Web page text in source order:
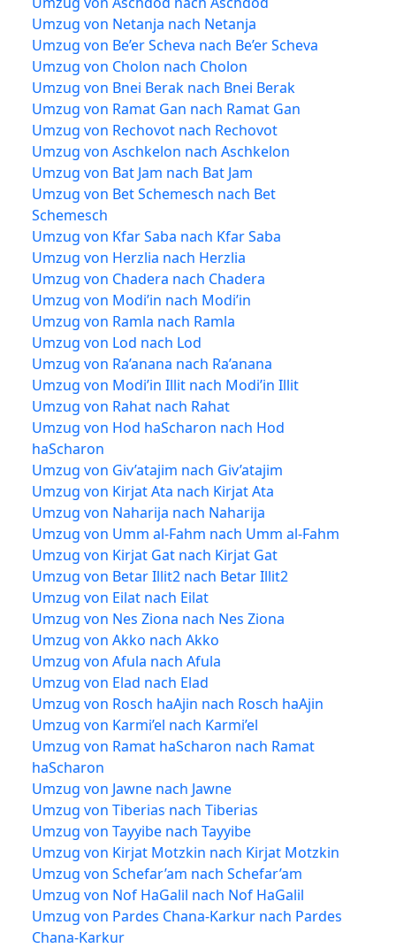
Umzug von Netanja nach Netanja
Umzug von Be’er Scheva nach Be’er Scheva
Umzug von Cholon nach Cholon
Umzug von Bnei Berak nach Bnei Berak
Umzug von Ramat Gan nach Ramat Gan
Umzug von Rechovot nach Rechovot
Umzug von Aschkelon nach Aschkelon
Umzug von Bat Jam nach Bat Jam
Umzug von Bet Schemesch nach Bet
Schemesch
Umzug von Kfar Saba nach Kfar Saba
Umzug von Herzlia nach Herzlia
Umzug von Chadera nach Chadera
Umzug von Modi’in nach Modi’in
Umzug von Ramla nach Ramla
Umzug von Lod nach Lod
Umzug von Ra’anana nach Ra’anana
Umzug von Modi’in Illit nach Modi’in Illit
Umzug von Rahat nach Rahat
Umzug von Hod haScharon nach Hod
haScharon
Umzug von Giv’atajim nach Giv’atajim
Umzug von Kirjat Ata nach Kirjat Ata
Umzug von Naharija nach Naharija
Umzug von Umm al-Fahm nach Umm al-Fahm
Umzug von Kirjat Gat nach Kirjat Gat
Umzug von Betar Illit2 nach Betar Illit2
Umzug von Eilat nach Eilat
Umzug von Nes Ziona nach Nes Ziona
Umzug von Akko nach Akko
Umzug von Afula nach Afula
Umzug von Elad nach Elad
Umzug von Rosch haAjin nach Rosch haAjin
Umzug von Karmi’el nach Karmi’el
Umzug von Ramat haScharon nach Ramat
haScharon
Umzug von Jawne nach Jawne
Umzug von Tiberias nach Tiberias
Umzug von Tayyibe nach Tayyibe
Umzug von Kirjat Motzkin nach Kirjat Motzkin
Umzug von Schefar’am nach Schefar’am
Umzug von Nof HaGalil nach Nof HaGalil
Umzug von Pardes Chana-Karkur nach Pardes
Chana-Karkur